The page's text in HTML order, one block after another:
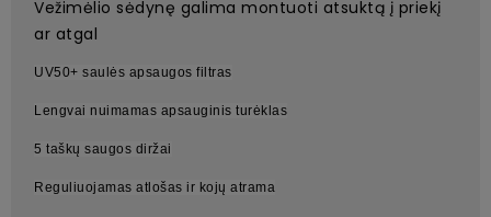
Vežimėlio sėdynę galima montuoti atsuktą į priekį
ar atgal
UV50+ saulės apsaugos filtras
Lengvai nuimamas apsauginis turėklas
5 taškų saugos diržai
Reguliuojamas atlošas ir kojų atrama